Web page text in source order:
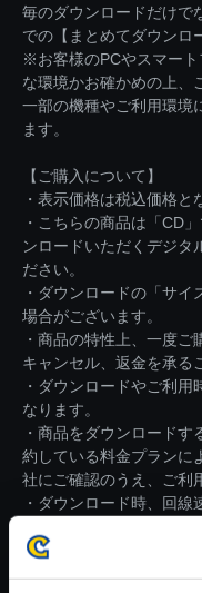
毎のダウンロードだけで
での【まとめてダウンロ
※お客様のPCやスマー
な環境かお確かめの上、
一部の機種やご利用環境
ます。
【ご購入について】
・表示価格は税込価格と
・こちらの商品は「CD
ンロードいただくデジタ
ださい。
・ダウンロードの「サ
場合がございます。
・商品の特性上、一度
キャンセル、返金を承る
・ダウンロードやご利
なります。
・商品をダウンロード
約している料金プランに
社にご確認のうえ、ご利
・ダウンロード時、回
※ご購入いただいたファ